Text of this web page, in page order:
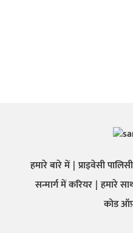
हमारे बारे में प्राइवेसी पालिसी
सन्मार्ग में करियर हमारे
कोड